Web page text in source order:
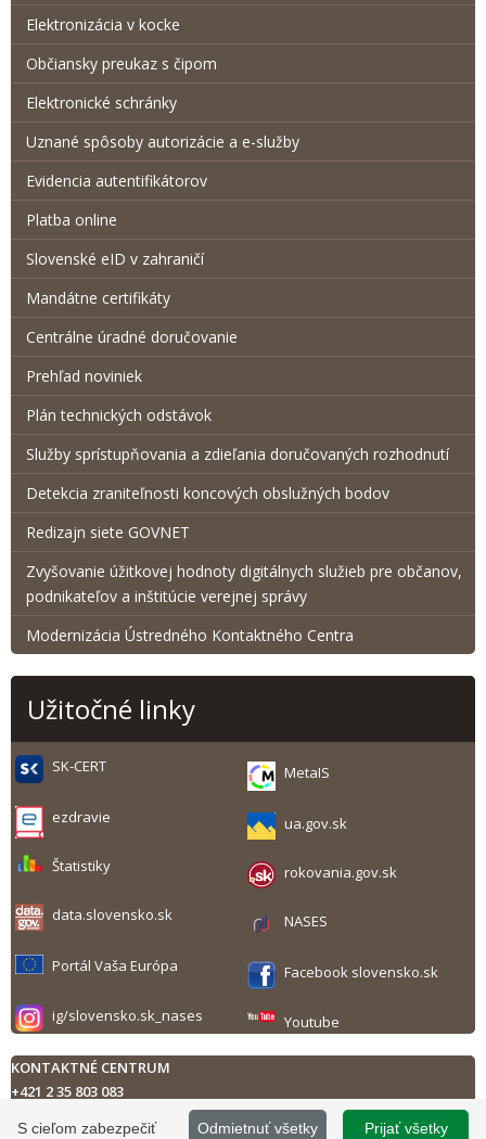
Elektronizácia v kocke
Občiansky preukaz s čipom
Elektronické schránky
Uznané spôsoby autorizácie a e-služby
Evidencia autentifikátorov
Platba online
Slovenské eID v zahraničí
Mandátne certifikáty
Centrálne úradné doručovanie
Prehľad noviniek
Plán technických odstávok
Služby sprístupňovania a zdieľania doručovaných rozhodnutí
Detekcia zraniteľnosti koncových obslužných bodov
Redizajn siete GOVNET
Zvyšovanie úžitkovej hodnoty digitálnych služieb pre občanov,
podnikateľov a inštitúcie verejnej správy
Modernizácia Ústredného Kontaktného Centra
Užitočné linky
SK-CERT MetaIS
ezdravie ua.gov.sk
Štatistiky rokovania.gov.sk
data.slovensko.sk NASES
Portál Vaša Európa Facebook slovensko.sk
ig/slovensko.sk_nases Youtube
KONTAKTNÉ CENTRUM
+421 2 35 803 083
Prijať všetky
Odmietnuť všetky
S cieľom zabezpečiť